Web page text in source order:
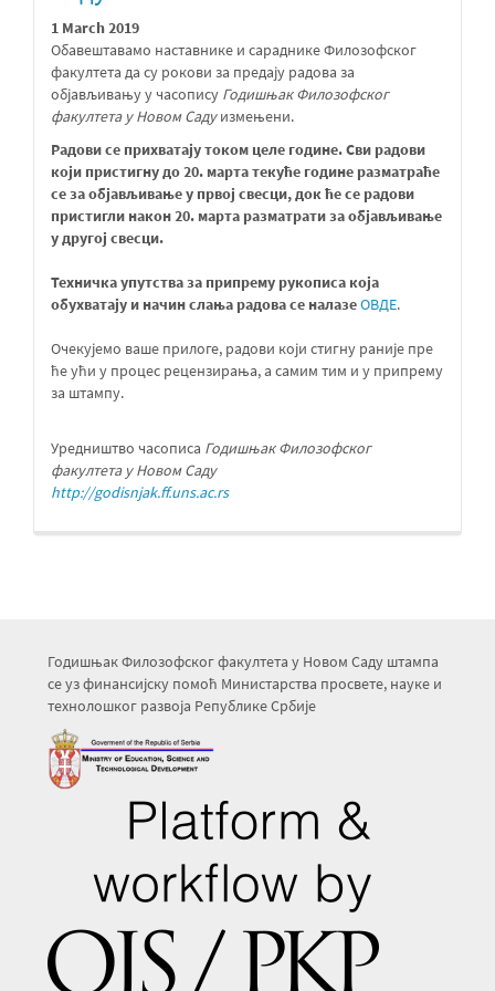
1 March 2019
Обавештавамо наставнике и сараднике Филозофског
факултета да су рокови за предају радова за
објављивању у часопису Годишњак Филозофског
факултета у Новом Садуизмењени.
Радови се прихватају током целе године. Сви радови
који пристигну до 20. марта текуће године разматраће
се за објављивање у првој свесци, док ће се радови
пристигли након 20. марта разматрати за објављивање
у другој свесци.
Техничка упутства за припрему рукописа која
обухватају и начин слања радова се налазеОВДЕ.
Очекујемо ваше прилоге, радови који стигну раније пре
ће ући у процес рецензирања, а самим тим и у припрему
за штампу.
Уредништво часописа Годишњак Филозофског
факултета у Новом Саду
http://godisnjak.ff.uns.ac.rs
Годишњак Филозофског факултета у Новом Саду штампа
се уз финансијску помоћ Министарства просвете, науке и
технолошког развоја Републике Србије